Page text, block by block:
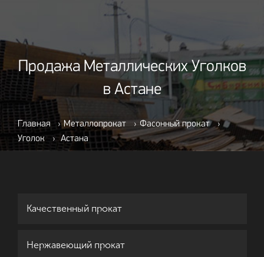
Продажа Металлических Уголков
в Астане
Главная › Металлопрокат › Фасонный прокат
›
Уголок
› Астана
Качественный прокат
Нержавеющий прокат